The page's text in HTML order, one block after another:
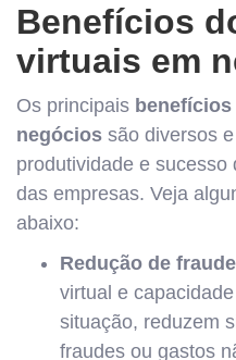
Benefícios
virtuais em
Os principais
negócios são diversos
produtividade e
das empresas. Veja
abaixo:
Redução de
virtual e
situação, reduzem
fraudes ou gastos